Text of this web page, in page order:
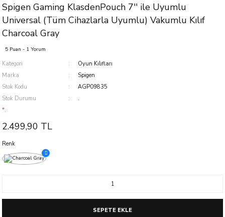
Spigen Gaming KlasdenPouch 7'' ile Uyumlu
Universal (Tüm Cihazlarla Uyumlu) Vakumlu Kılıf
Charcoal Gray
5 Puan - 1 Yorum
Kategori
Oyun Kılıfları
Marka
Spigen
Stok Kodu
AGP09835
Stok Durumu
.
*.
2.499,90 TL
Renk
SEPETE EKLE